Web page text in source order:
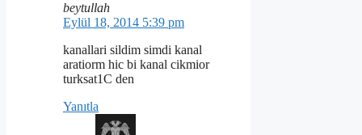
beytullah
Eylül 18, 2014 5:39 pm
kanallari sildim simdi kanal
aratiorm hic bi kanal cikmior
turksat1C den
Yanıtla